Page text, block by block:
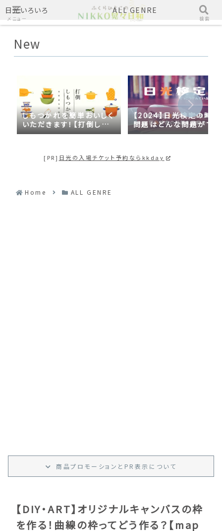
日光いろいろ ALL GENRE
New
しもつかれを簡単おいしく
いただきます！【打倒しも
つかれｓｅａｓｏｎ２】
【2024】日光検定の時事
問題はどんな問題がでる
の？2023年の時事問題
[PR] 日光の入場チケット予約ならkkday
Home ALL GENRE
商品プロモーション と PR 表示 について
【DIY・ART】オリジナルキャンバスの枠
を作る！曲線の枠ってどう作る？【map
メニュー 検索